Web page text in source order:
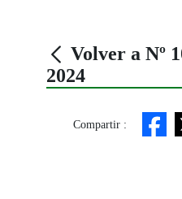
Volver a Nº
2024
Compartir :